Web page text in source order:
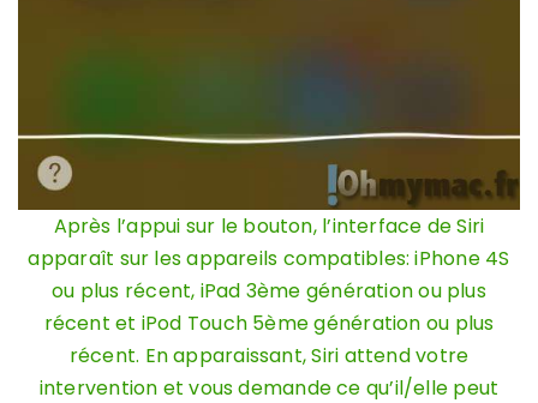
Après l’appui sur le bouton, l’interface de Siri
apparaît sur les appareils compatibles: iPhone 4S
ou plus récent, iPad 3ème génération ou plus
récent et iPod Touch 5ème génération ou plus
récent. En apparaissant, Siri attend votre
intervention et vous demande ce qu’il/elle peut